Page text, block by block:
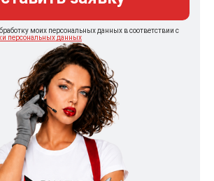
моих персональных данных в соответствии с
персональных данных